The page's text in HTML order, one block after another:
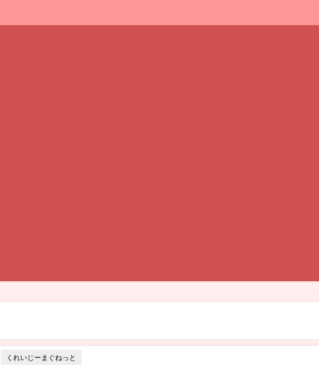
くれいじーまぐねっと